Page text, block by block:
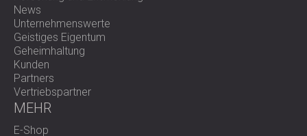
News
Unternehmenswerte
Geistiges Eigentum
Geheimhaltung
Kunden
Partners
Vertriebspartner
MEHR
E-Shop